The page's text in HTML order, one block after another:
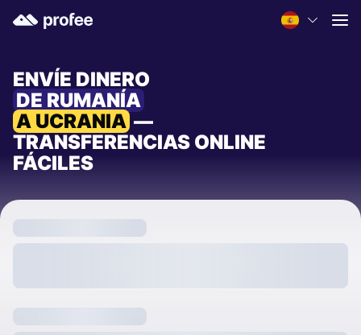
ENVÍE DINERO
DE RUMANÍA
A UCRANIA —
TRANSFERENCIAS ONLINE
FÁCILES